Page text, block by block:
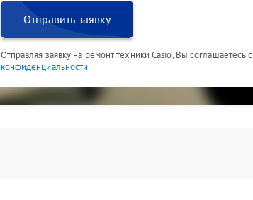
Отправить заявку
Отправляя заявку на ремонт техники Casio, Вы соглашаетесь с
конфиденциальности